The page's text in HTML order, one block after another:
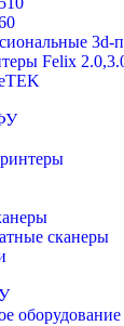
3d-
Felix
сканеры
оборудование